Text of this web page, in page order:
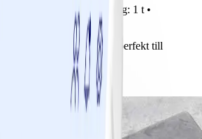
5 min • Tillagning: 1 t •
sköter sig själv! Passar perfekt till
inte till lunchlådan?